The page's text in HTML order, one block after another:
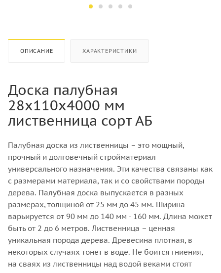
ОПИСАНИЕ ХАРАКТЕРИСТИКИ
Доска палубная
28х110х4000 мм
лиственница сорт АБ
Палубная доска из лиственницы – это мощный,
прочный и долговечный стройматериал
универсального назначения. Эти качества связаны как
с размерами материала, так и со свойствами породы
дерева. Палубная доска выпускается в разных
размерах, толщиной от 25 мм до 45 мм. Ширина
варьируется от 90 мм до 140 мм - 160 мм. Длина может
быть от 2 до 6 метров. Лиственница – ценная
уникальная порода дерева. Древесина плотная, в
некоторых случаях тонет в воде. Не боится гниения,
на сваях из лиственницы над водой веками стоят